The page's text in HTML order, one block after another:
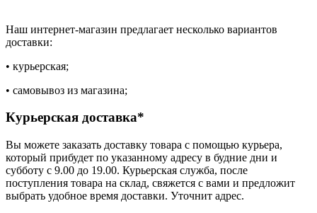
Наш интернет-магазин предлагает несколько вариантов
доставки:
• курьерская;
• самовывоз из магазина;
Курьерская доставка*
Вы можете заказать доставку товара с помощью курьера,
который прибудет по указанному адресу в будние дни и
субботу с 9.00 до 19.00. Курьерская служба, после
поступления товара на склад, свяжется с вами и предложит
выбрать удобное время доставки. Уточнит адрес.